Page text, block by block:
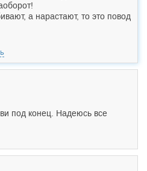
а нарастают, то это повод
под конец. Надеюсь все